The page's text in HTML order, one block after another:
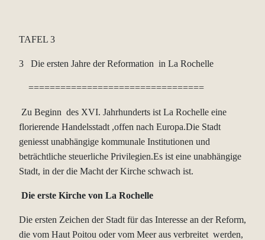
TAFEL 3
3 Die ersten Jahre der Reformation in La Rochelle
=================================
Zu Beginn des XVI. Jahrhunderts ist La Rochelle eine
florierende Handelsstadt ,offen nach Europa.Die Stadt
geniesst unabhängige kommunale Institutionen und
beträchtliche steuerliche Privilegien.Es ist eine unabhängige
Stadt, in der die Macht der Kirche schwach ist.
Die erste Kirche von La Rochelle
Die ersten Zeichen der Stadt für das Interesse an der Reform,
die vom Haut Poitou oder vom Meer aus verbreitet werden,